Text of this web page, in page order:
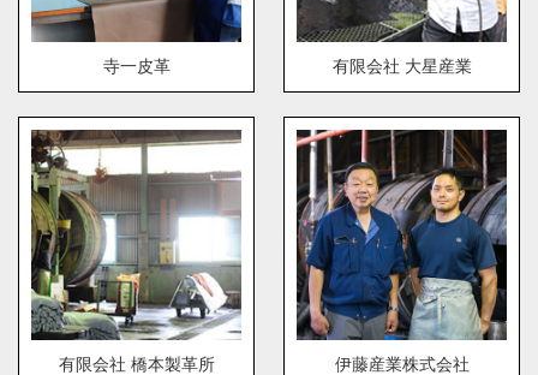
寺一皮革 有限会社 大星産業
有限会社 橋本製革所 伊藤産業株式会社